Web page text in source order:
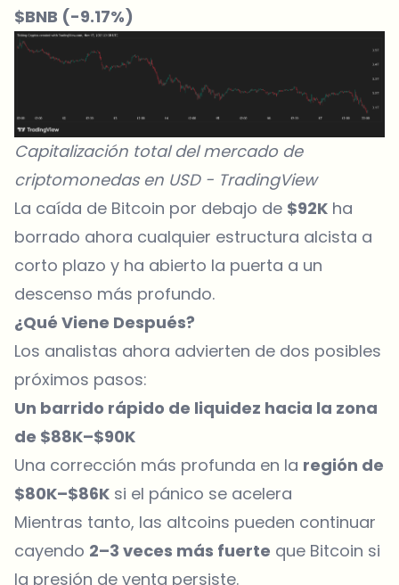
$BNB (-9.17%)
Capitalización total del mercado de
criptomonedas en USD - TradingView
La caída de Bitcoin por debajo de $92K ha
borrado ahora cualquier estructura alcista a
corto plazo y ha abierto la puerta a un
descenso más profundo.
¿Qué Viene Después?
Los analistas ahora advierten de dos posibles
próximos pasos:
Un barrido rápido de liquidez hacia la zona
de $88K–$90K
Una corrección más profunda en la región de
$80K–$86K si el pánico se acelera
Mientras tanto, las altcoins pueden continuar
cayendo 2–3 veces más fuerte que Bitcoin si
la presión de venta persiste.